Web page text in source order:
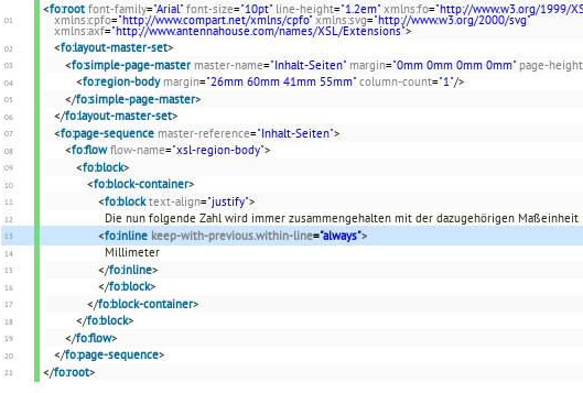
<fo:root font-family="Arial" font-size="10pt" line-height="1.2em" xmlns:fo="http://www.w3.org/1999/
xmlns:cpfo="http://www.compart.net/xmlns/cpfo" xmlns:svg="http://www.w3.org/2000/svg"
xmlns:axf="http://www.antennahouse.com/names/XSL/Extensions">
<fo:layout-master-set>
<fo:simple-page-master master-name="Inhalt-Seiten" margin="0mm 0mm 0mm 0mm" page-height
<fo:region-body margin="26mm 60mm 41mm 55mm" column-count="1"/>
</fo:simple-page-master>
</fo:layout-master-set>
<fo:page-sequence master-reference="Inhalt-Seiten">
<fo:flow flow-name="xsl-region-body">
<fo:block>
<fo:block-container>
<fo:block text-align="justify">
Die nun folgende Zahl wird immer zusammengehalten mit der dazugehörigen Maßeinheit
<fo:inline keep-with-previous.within-line="always">
Millimeter
</fo:inline>
</fo:block>
</fo:block-container>
</fo:block>
</fo:flow>
</fo:page-sequence>
</fo:root>